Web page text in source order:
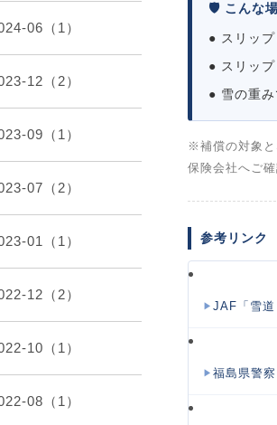
🛡️ こんな
● スリッ
● スリッ
● 雪の重み
※補償の対象と
保険会社へご確
参考リンク
JAF「雪道
福島県警
06（1）
12（2）
09（1）
07（2）
01（1）
12（2）
10（1）
08（1）